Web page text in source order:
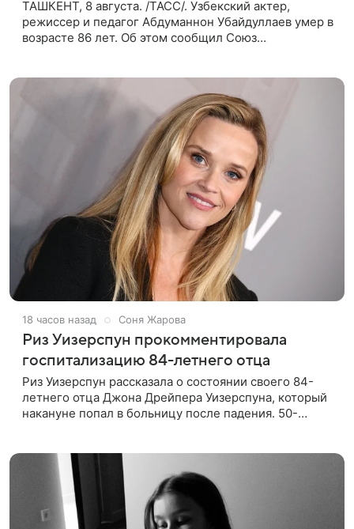
ТАШКЕНТ, 8 августа. /ТАСС/. Узбекский актер,
режиссер и педагог Абдуманнон Убайдуллаев умер в
возрасте 86 лет. Об этом сообщил Союз
18 часов назад Соня Жарова
Риз Уизерспун прокомментировала
госпитализацию 84-летнего отца
Риз Уизерспун рассказала о состоянии своего 84-
летнего отца Джона Дрейпера Уизерспуна, который
накануне попал в больницу после падения. 50-